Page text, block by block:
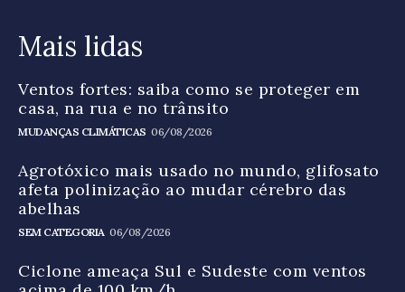
Mais lidas
Ventos fortes: saiba como se proteger em
casa, na rua e no trânsito
MUDANÇAS CLIMÁTICAS 06/08/2026
Agrotóxico mais usado no mundo, glifosato
afeta polinização ao mudar cérebro das
abelhas
SEM CATEGORIA 06/08/2026
Ciclone ameaça Sul e Sudeste com ventos